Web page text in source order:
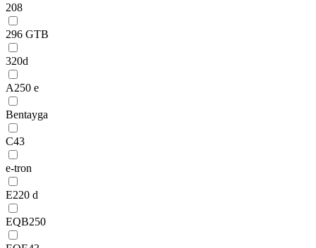
208
296 GTB
320d
A250 e
Bentayga
C43
e-tron
E220 d
EQB250